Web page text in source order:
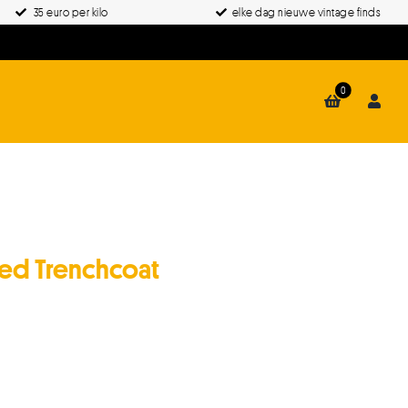
35 euro per kilo elke dag nieuwe vintage finds
0
Trenchcoat